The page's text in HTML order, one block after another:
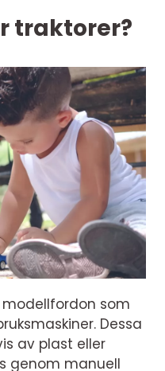
traktorer?
modellfordon som
Dessa
av plast eller
genom manuell